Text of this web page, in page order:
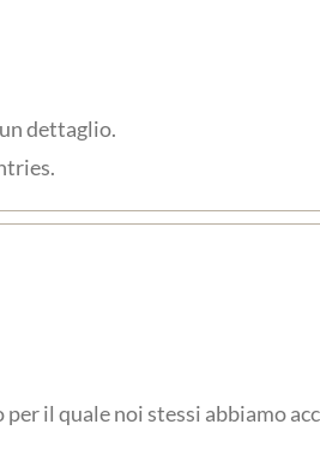
dettaglio.
il quale noi stessi abbiamo